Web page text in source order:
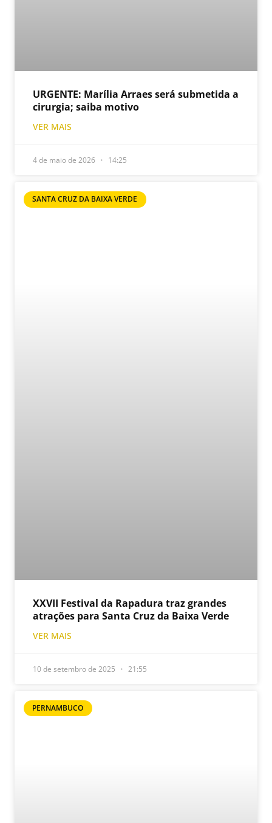
URGENTE: Marília Arraes será submetida a
cirurgia; saiba motivo
VER MAIS
4 de maio de 2026 14:25
SANTA CRUZ DA BAIXA VERDE
XXVII Festival da Rapadura traz grandes
atrações para Santa Cruz da Baixa Verde
VER MAIS
10 de setembro de 2025 21:55
PERNAMBUCO